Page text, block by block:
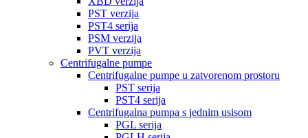
PST verzija
PST4 serija
PSM verzija
PVT verzija
Centrifugalne pumpe
Centrifugalne pumpe u zatvorenom prostoru
PST serija
PST4 serija
Centrifugalna pumpa s jednim usisom
PGL serija